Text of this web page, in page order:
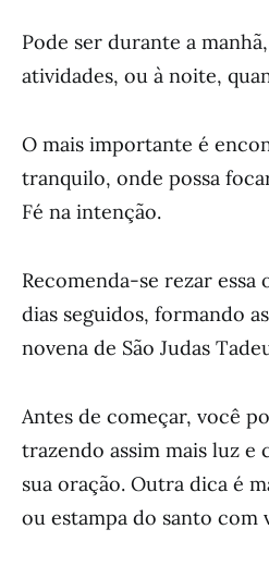
Pode ser durante a
atividades, ou à noite,
O mais importante é
tranquilo, onde possa
Fé na intenção.
Recomenda-se rezar
dias seguidos, formando
novena de São Judas
Antes de começar, você
trazendo assim mais luz e
sua oração. Outra dica é
ou estampa do santo com